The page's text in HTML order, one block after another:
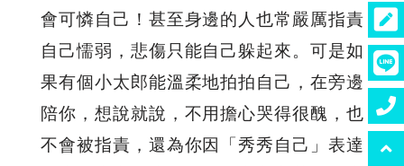
會可憐自己！甚至身邊的人也常嚴厲指責
自己懦弱，悲傷只能自己躲起來。可是如
果有個小太郎能溫柔地拍拍自己，在旁邊
陪你，想說就說，不用擔心哭得很醜，也
不會被指責，還為你因「秀秀自己」表達